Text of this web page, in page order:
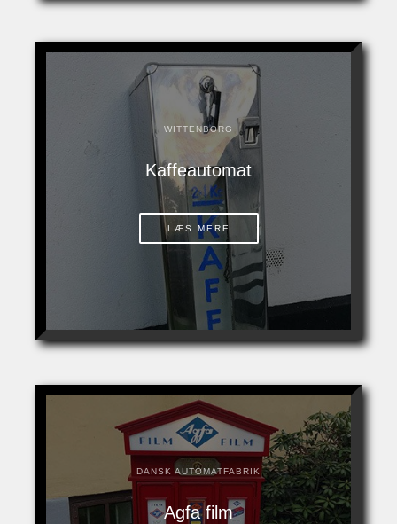
WITTENBORG
Kaffeautomat
LÆS MERE
DANSK AUTOMATFABRIK
Agfa film